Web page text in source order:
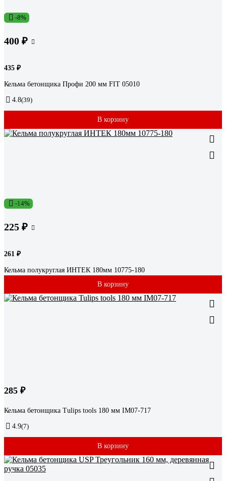
-8%
400 ₽
435 ₽
Кельма бетонщика Профи 200 мм FIT 05010
4.8(39)
В корзину
-14%
225 ₽
261 ₽
Кельма полукруглая ИНТЕК 180мм 10775-180
В корзину
285 ₽
Кельма бетонщика Tulips tools 180 мм IM07-717
4.9(7)
В корзину